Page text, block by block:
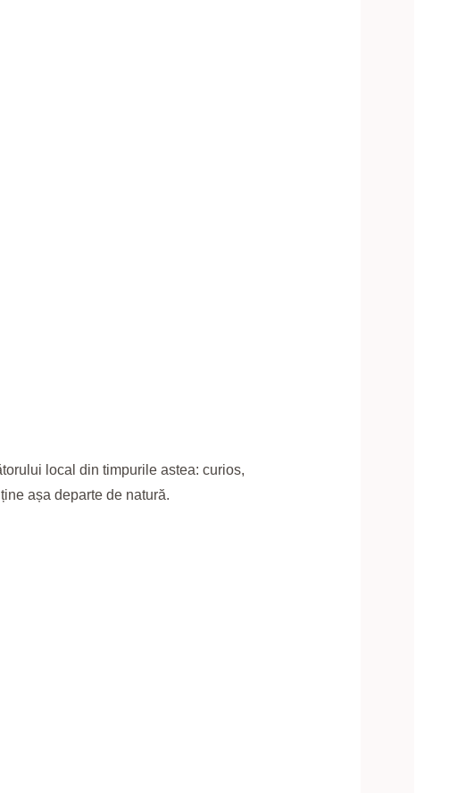
local din timpurile astea: curios,
așa departe de natură.